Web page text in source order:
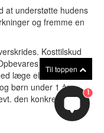
at understøtte hudens
og fremme en
Kosttilskud
uden for
læge eller
børn under 1 år.
den konkrete
Til toppen
1